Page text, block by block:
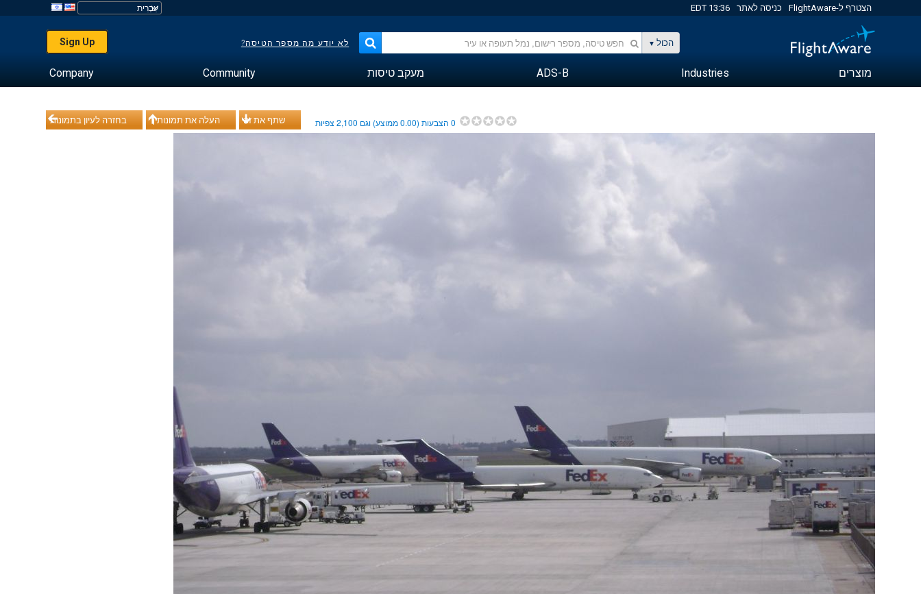
הצטרף ל-FlightAware כניסה לאתר 13:36 EDT
הכול לא יודע מה מספר הטיסה? Sign Up
מוצרים Industries
ADS-B מעקב טיסות Community
Company
בחזרה לעיון בתמונות העלה את תמונותיך שתף את זה 0הצבעות (0.00ממוצע) וגם 2,100צפיות